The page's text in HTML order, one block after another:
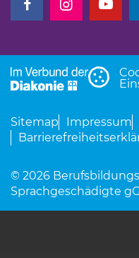
(Link öffnet einen
(Link öffnet
(Link
Sitemap Impressum
© 2026
Sprachgeschädigte